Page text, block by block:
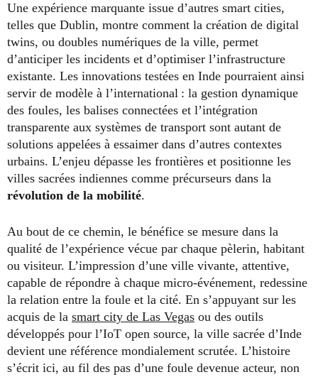
Une expérience marquante issue d’autres smart cities,
telles que Dublin, montre comment la création de digital
twins, ou doubles numériques de la ville, permet
d’anticiper les incidents et d’optimiser l’infrastructure
existante. Les innovations testées en Inde pourraient ainsi
servir de modèle à l’international : la gestion dynamique
des foules, les balises connectées et l’intégration
transparente aux systèmes de transport sont autant de
solutions appelées à essaimer dans d’autres contextes
urbains. L’enjeu dépasse les frontières et positionne les
villes sacrées indiennes comme précurseurs dans la
révolution de la mobilité.
Au bout de ce chemin, le bénéfice se mesure dans la
qualité de l’expérience vécue par chaque pèlerin, habitant
ou visiteur. L’impression d’une ville vivante, attentive,
capable de répondre à chaque micro-événement, redessine
la relation entre la foule et la cité. En s’appuyant sur les
acquis de la smart city de Las Vegas ou des outils
développés pour l’IoT open source, la ville sacrée d’Inde
devient une référence mondialement scrutée. L’histoire
s’écrit ici, au fil des pas d’une foule devenue acteur, non